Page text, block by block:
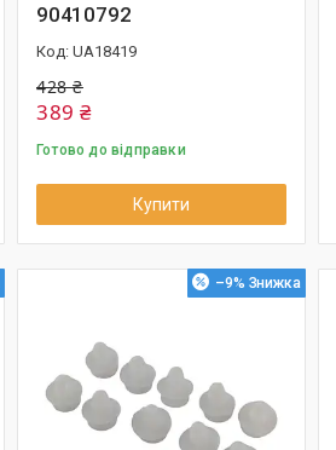
90410792
UA18419
428 ₴
389 ₴
Готово до відправки
Купити
–9%